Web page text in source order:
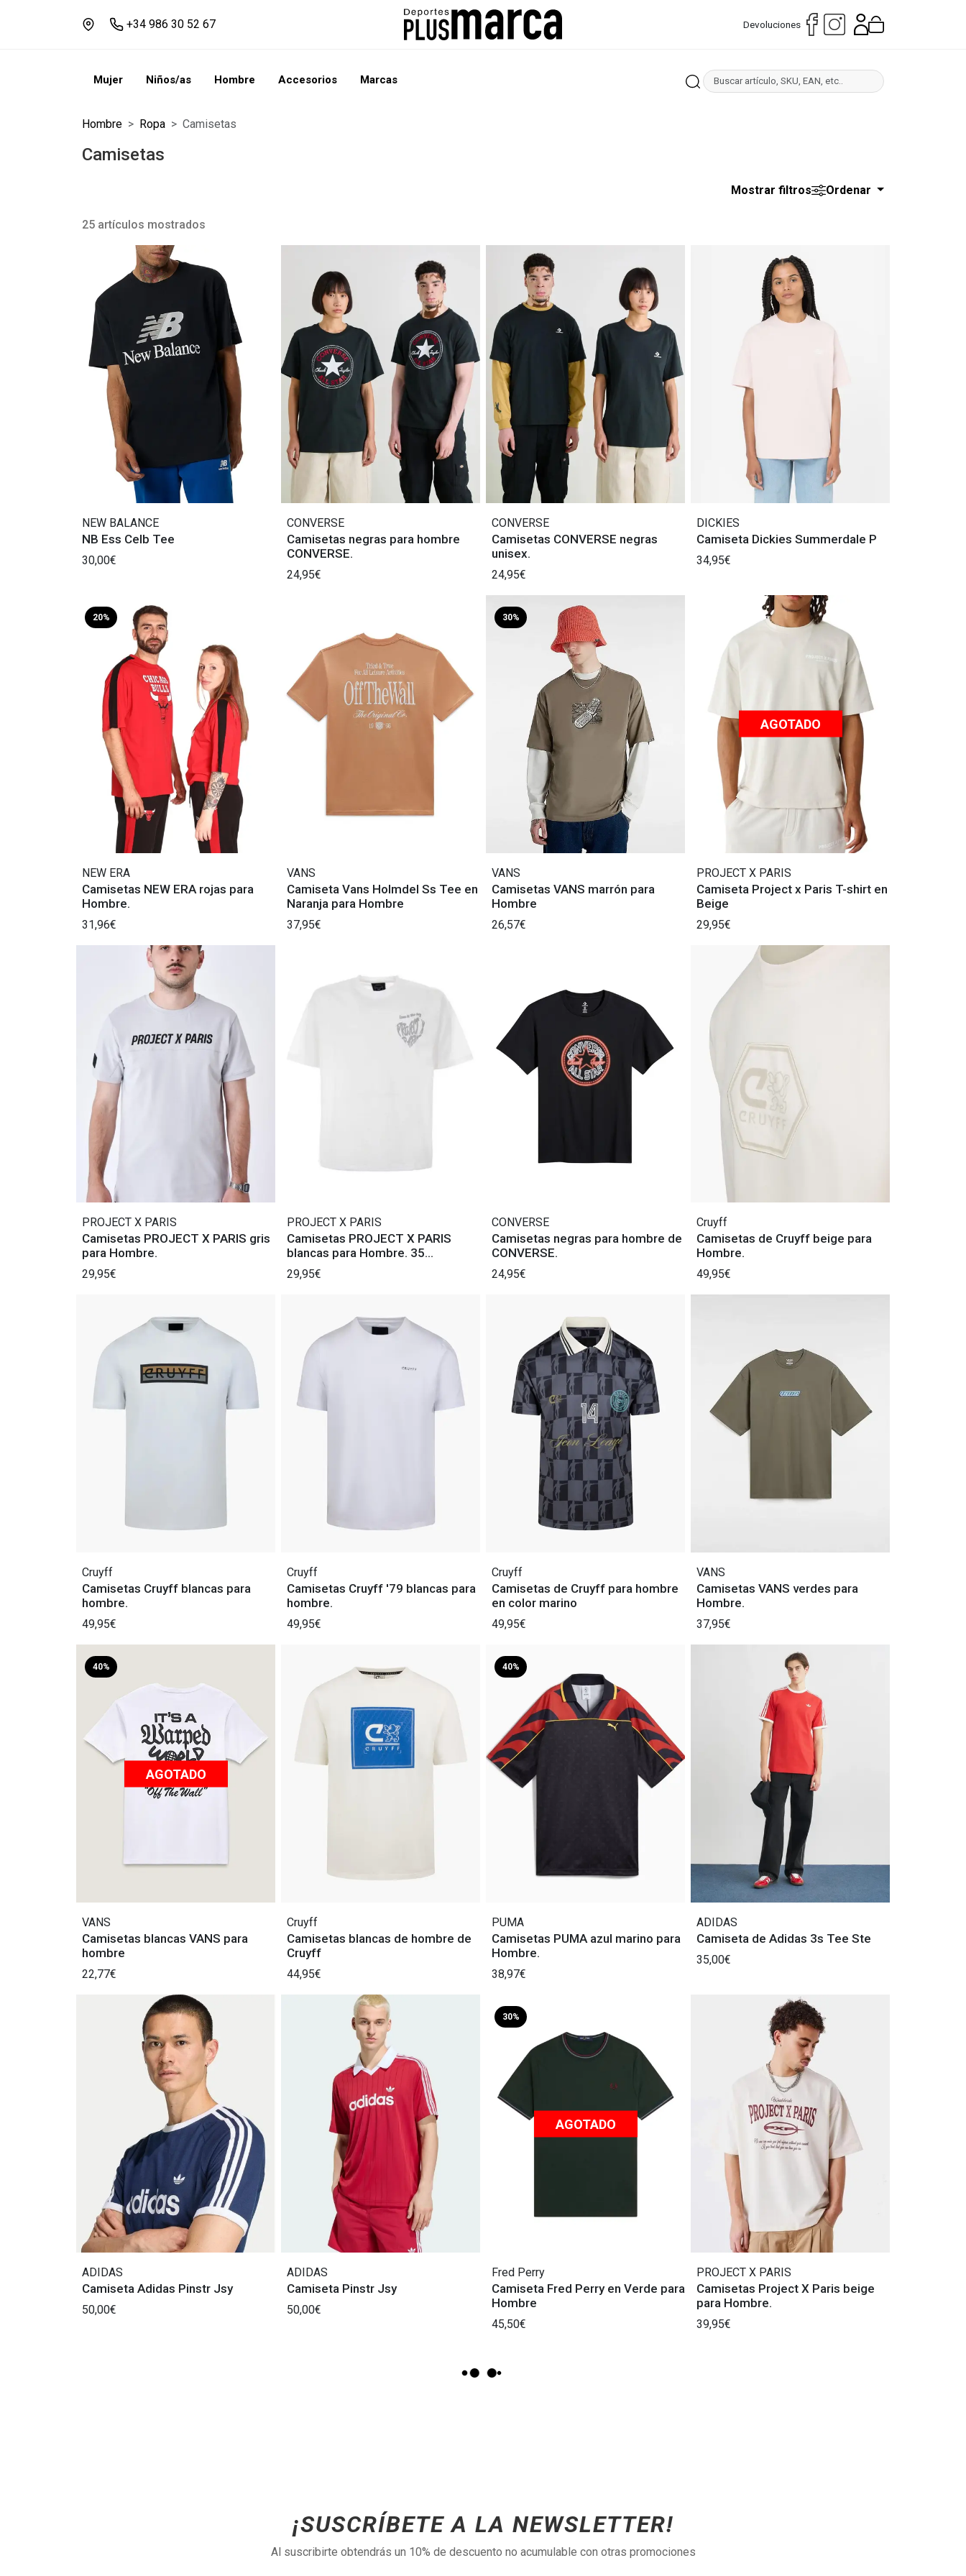
+34 986 30 52 67 Devoluciones
Mujer Niños/as Hombre Accesorios Marcas
Hombre Ropa Camisetas
Camisetas
Mostrar filtros Ordenar
25 artículos mostrados
NEW BALANCE
NB Ess Celb Tee
30,00€
CONVERSE
Camisetas negras para hombre
CONVERSE.
24,95€
CONVERSE
Camisetas CONVERSE negras
unisex.
24,95€
DICKIES
Camiseta Dickies Summerdale P
34,95€
20%
NEW ERA
Camisetas NEW ERA rojas para
Hombre.
31,96€
VANS
Camiseta Vans Holmdel Ss Tee en
Naranja para Hombre
37,95€
30%
VANS
Camisetas VANS marrón para
Hombre
26,57€
AGOTADO
PROJECT X PARIS
Camiseta Project x Paris T-shirt en
Beige
29,95€
PROJECT X PARIS
Camisetas PROJECT X PARIS gris
para Hombre.
29,95€
PROJECT X PARIS
Camisetas PROJECT X PARIS
blancas para Hombre. 35
caracteres.
29,95€
CONVERSE
Camisetas negras para hombre de
CONVERSE.
24,95€
Cruyff
Camisetas de Cruyff beige para
Hombre.
49,95€
Cruyff
Camisetas Cruyff blancas para
hombre.
49,95€
Cruyff
Camisetas Cruyff '79 blancas para
hombre.
49,95€
Cruyff
Camisetas de Cruyff para hombre
en color marino
49,95€
VANS
Camisetas VANS verdes para
Hombre.
37,95€
40%
AGOTADO
VANS
Camisetas blancas VANS para
hombre
22,77€
Cruyff
Camisetas blancas de hombre de
Cruyff
44,95€
40%
PUMA
Camisetas PUMA azul marino para
Hombre.
38,97€
ADIDAS
Camiseta de Adidas 3s Tee Ste
35,00€
ADIDAS
Camiseta Adidas Pinstr Jsy
50,00€
ADIDAS
Camiseta Pinstr Jsy
50,00€
30%
AGOTADO
Fred Perry
Camiseta Fred Perry en Verde para
Hombre
45,50€
PROJECT X PARIS
Camisetas Project X Paris beige
para Hombre.
39,95€
¡SUSCRÍBETE A LA NEWSLETTER!
Al suscribirte obtendrás un 10% de descuento no acumulable con otras promociones